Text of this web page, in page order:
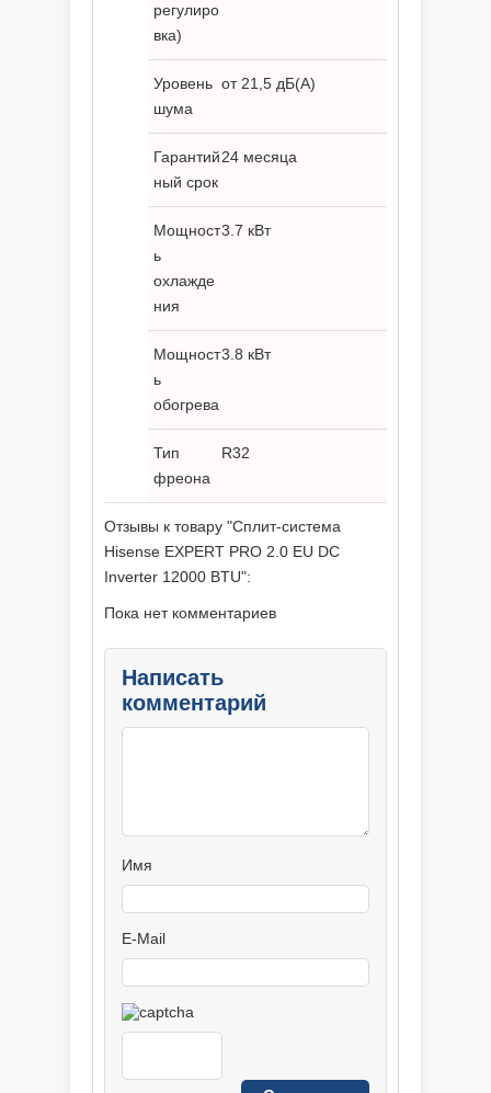
регулиро
вка)
Уровень
шума
от 21,5 дБ(А)
Гарантий
ный срок
24 месяца
Мощност
ь
охлажде
ния
3.7 кВт
Мощност
ь
обогрева
3.8 кВт
Тип
фреона
R32
Отзывы к товару "Сплит-система
Hisense EXPERT PRO 2.0 EU DC
Inverter 12000 BTU":
Пока нет комментариев
Написать
комментарий
Имя
E-Mail